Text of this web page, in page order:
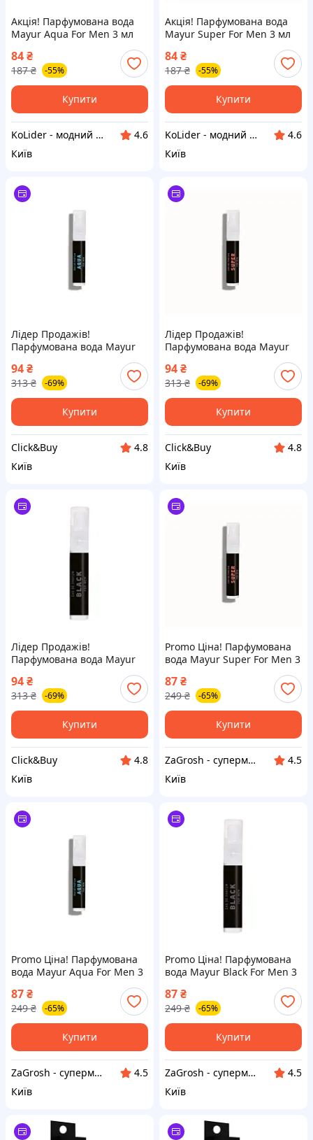
Акція! Парфумована вода
Mayur Aqua For Men 3 мл
кращою ціною!
84₴
187 ₴ -55%
Купити
KoLider - модний магазин
4.6
Київ
Акція! Парфумована вода
Mayur Super For Men 3 мл
кращою ціною!
84₴
187 ₴ -55%
Купити
KoLider - модний магазин
4.6
Київ
Лідер Продажів!
Парфумована вода Mayur
(2200005181898) - КлікБай
94₴
313 ₴ -69%
Купити
Click&Buy
4.8
Київ
Лідер Продажів!
Парфумована вода Mayur
(2200005181829) - КлікБай
94₴
313 ₴ -69%
Купити
Click&Buy
4.8
Київ
Лідер Продажів!
Парфумована вода Mayur
(2200005181812) - КлікБай
94₴
313 ₴ -69%
Купити
Click&Buy
4.8
Київ
Promo Ціна! Парфумована
вода Mayur Super For Men 3
мл (2200005181829) - тільки
на ZaGrosh.com.ua
87₴
249 ₴ -65%
Купити
ZaGrosh - супермаркет низьких цін
4.5
Київ
Promo Ціна! Парфумована
вода Mayur Aqua For Men 3
мл (2200005181898) - тільки
на ZaGrosh.com.ua
87₴
249 ₴ -65%
Купити
ZaGrosh - супермаркет низьких цін
4.5
Київ
Promo Ціна! Парфумована
вода Mayur Black For Men 3
мл (2200005181812) - тільки
на ZaGrosh.com.ua
87₴
249 ₴ -65%
Купити
ZaGrosh - супермаркет низьких цін
4.5
Київ